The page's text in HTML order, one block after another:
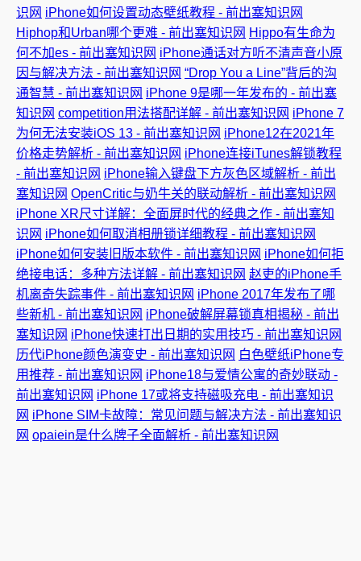
识网 iPhone如何设置动态壁纸教程 - 前出塞知识网
Hiphop和Urban哪个更难 - 前出塞知识网 Hippo有生命为
何不加es - 前出塞知识网 iPhone通话对方听不清声音小原
因与解决方法 - 前出塞知识网 “Drop You a Line”背后的沟
通智慧 - 前出塞知识网 iPhone 9是哪一年发布的 - 前出塞
知识网 competition用法搭配详解 - 前出塞知识网 iPhone 7
为何无法安装iOS 13 - 前出塞知识网 iPhone12在2021年
价格走势解析 - 前出塞知识网 iPhone连接iTunes解锁教程
- 前出塞知识网 iPhone输入键盘下方灰色区域解析 - 前出
塞知识网 OpenCritic与奶牛关的联动解析 - 前出塞知识网
iPhone XR尺寸详解：全面屏时代的经典之作 - 前出塞知
识网 iPhone如何取消相册锁详细教程 - 前出塞知识网
iPhone如何安装旧版本软件 - 前出塞知识网 iPhone如何拒
绝接电话：多种方法详解 - 前出塞知识网 赵吏的iPhone手
机离奇失踪事件 - 前出塞知识网 iPhone 2017年发布了哪
些新机 - 前出塞知识网 iPhone破解屏幕锁真相揭秘 - 前出
塞知识网 iPhone快速打出日期的实用技巧 - 前出塞知识网
历代iPhone颜色演变史 - 前出塞知识网 白色壁纸iPhone专
用推荐 - 前出塞知识网 iPhone18与爱情公寓的奇妙联动 -
前出塞知识网 iPhone 17或将支持磁吸充电 - 前出塞知识
网 iPhone SIM卡故障：常见问题与解决方法 - 前出塞知识
网 opaiein是什么牌子全面解析 - 前出塞知识网